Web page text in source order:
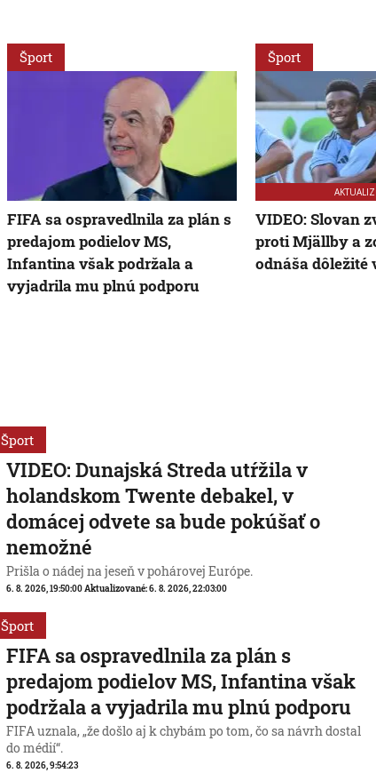
Šport
FIFA sa ospravedlnila za plán s
predajom podielov MS,
Infantina však podržala a
vyjadrila mu plnú podporu
Šport
VIDEO: Slovan
proti Mjällby a
odnáša dôležité
Šport
VIDEO: Dunajská Streda utŕžila v
holandskom Twente debakel, v
domácej odvete sa bude pokúšať o
nemožné
Prišla o nádej na jeseň v pohárovej Európe.
6. 8. 2026, 19:50:00Aktualizované:6. 8. 2026, 22:03:00
Šport
FIFA sa ospravedlnila za plán s
predajom podielov MS, Infantina však
podržala a vyjadrila mu plnú podporu
FIFA uznala, „že došlo aj k chybám po tom, čo sa návrh dostal
do médií“.
6. 8. 2026, 9:54:23